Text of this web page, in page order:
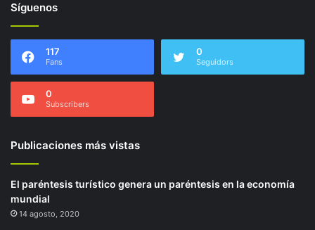
Síguenos
117
Fans
0
Seguidors
0
Subscribers
Publicaciones más vistas
El paréntesis turístico genera un paréntesis en la economía
mundial
14 agosto, 2020